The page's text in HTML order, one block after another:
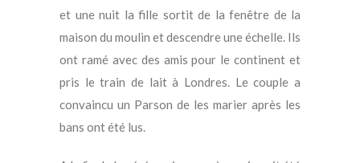
et une nuit la fille sortit de la fenêtre de la
maison du moulin et descendre une échelle. Ils
ont ramé avec des amis pour le continent et
pris le train de lait à Londres. Le couple a
convaincu un Parson de les marier après les
bans ont été lus.